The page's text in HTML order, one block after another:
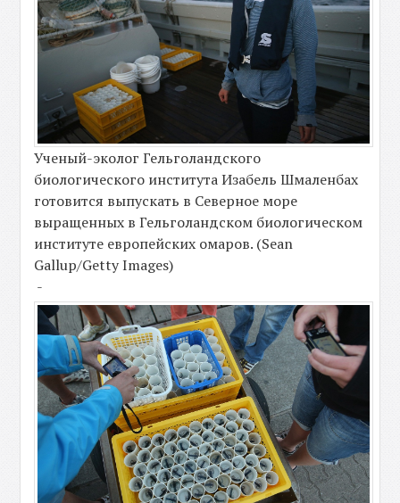
Ученый-эколог Гельголандского
биологического института Изабель Шмаленбах
готовится выпускать в Северное море
выращенных в Гельголандском биологическом
институте европейских омаров. (Sean
Gallup/Getty Images)
-